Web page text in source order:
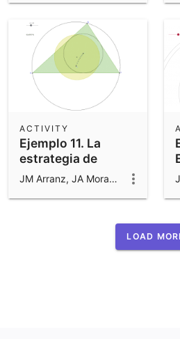
Ejemplo 11. La
estrategia de
Pulgarcito
ACTIVITY
JM Arranz, JA Mora, M Sada y R Losada
LOAD